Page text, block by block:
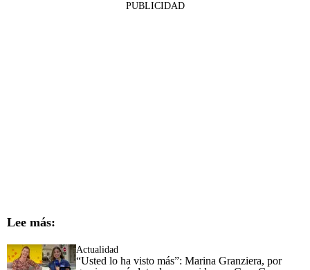
PUBLICIDAD
Lee más:
Actualidad
“Usted lo ha visto más”: Marina Granziera, por